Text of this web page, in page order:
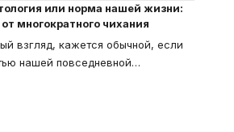
или норма нашей жизни:
многократного чихания
взгляд, кажется обычной, если
нашей повседневной…